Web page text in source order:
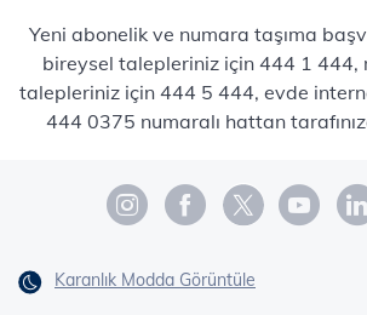
Yeni abonelik ve numara taşıma
bireysel talepleriniz için 444 1 444,
talepleriniz için 444 5 444, evde
444 0375 numaralı hattan
Karanlık Modda Görüntüle